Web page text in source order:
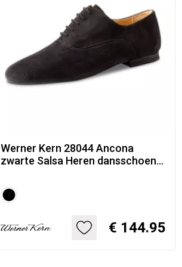
Werner Kern 28044 Ancona
zwarte Salsa Heren dansschoen
€ 144.95